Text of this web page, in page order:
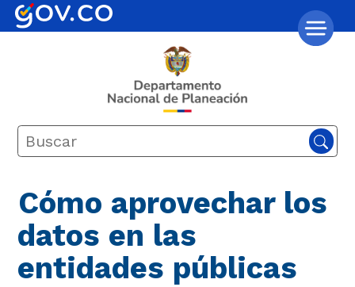
Cómo aprovechar los
datos en las
entidades públicas